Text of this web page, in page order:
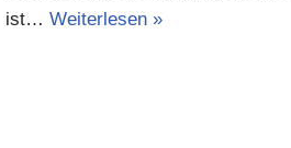
ist… Weiterlesen »